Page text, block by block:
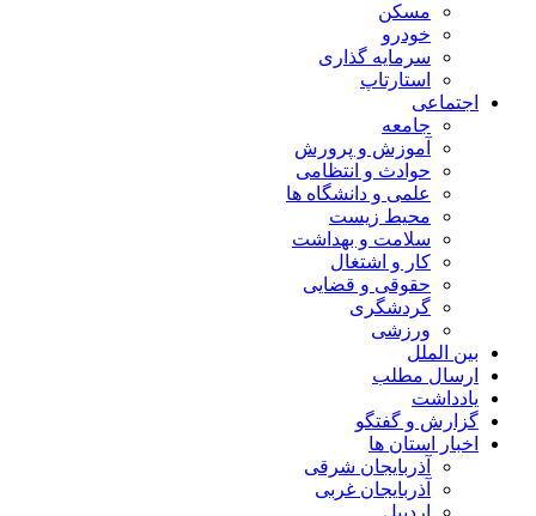
مسکن
خودرو
سرمایه گذاری
استارتاپ
اجتماعی
جامعه
آموزش و پرورش
حوادث و انتظامی
علمی و دانشگاه ها
محیط زیست
سلامت و بهداشت
کار و اشتغال
حقوقی و قضایی
گردشگری
ورزشی
بین الملل
ارسال مطلب
یادداشت
گزارش و گفتگو
اخبار استان ها
آذربایجان شرقی
آذربایجان غربی
اردبیل